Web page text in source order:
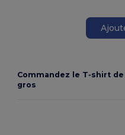
Commandez le T‑shirt
gros